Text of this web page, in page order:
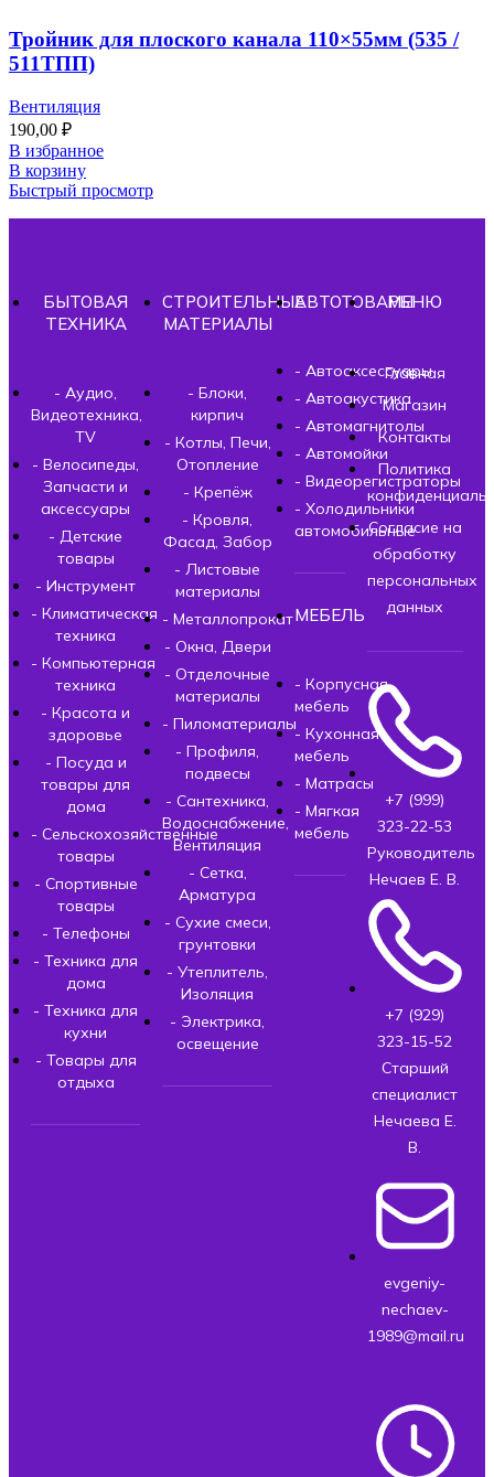
Тройник для плоского канала 110×55мм (535 /
511ТПП)
Вентиляция
190,00 ₽
В избранное
В корзину
Быстрый просмотр
БЫТОВАЯ
ТЕХНИКА
- Аудио,
Видеотехника,
TV
- Велосипеды,
Запчасти и
аксессуары
- Детские
товары
- Инструмент
- Климатическая
техника
- Компьютерная
техника
- Красота и
здоровье
- Посуда и
товары для
дома
- Сельскохозяйственные
товары
- Спортивные
товары
- Телефоны
- Техника для
дома
- Техника для
кухни
- Товары для
отдыха
СТРОИТЕЛЬНЫЕ
МАТЕРИАЛЫ
- Блоки,
кирпич
- Котлы, Печи,
Отопление
- Крепёж
- Кровля,
Фасад, Забор
- Листовые
материалы
- Металлопрокат
- Окна, Двери
- Отделочные
материалы
- Пиломатериалы
- Профиля,
подвесы
- Сантехника,
Водоснабжение,
Вентиляция
- Сетка,
Арматура
- Сухие смеси,
грунтовки
- Утеплитель,
Изоляция
- Электрика,
освещение
АВТОТОВАРЫ
- Автоаксессуары
- Автоакустика
- Автомагнитолы
- Автомойки
- Видеорегистраторы
- Холодильники
автомобильные
МЕБЕЛЬ
- Корпусная
мебель
- Кухонная
мебель
- Матрасы
- Мягкая
мебель
МЕНЮ
Главная
Магазин
Контакты
Политика
Согласие на
обработку
персональных
данных
+7 (999)
323-22-53
Руководитель
Нечаев Е. В.
+7 (929)
323-15-52
Старший
специалист
Нечаева Е.
В.
evgeniy-
nechaev-
1989@mail.ru